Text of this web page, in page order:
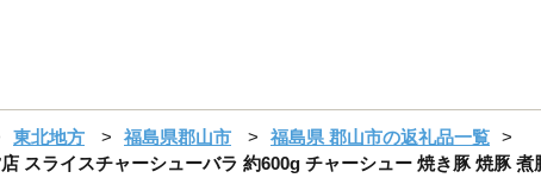
東北地方 福島県郡山市
福島県 郡山市の返礼品一覧
スライスチャーシューバラ 約600g チャーシュー 焼き豚 焼豚